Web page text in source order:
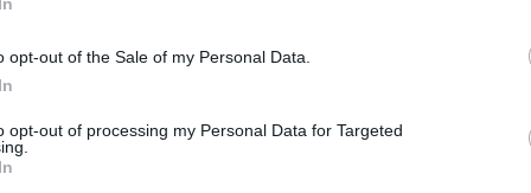
opt-out of the Sale of my Personal Data.
opt-out of processing my Personal Data for Targeted